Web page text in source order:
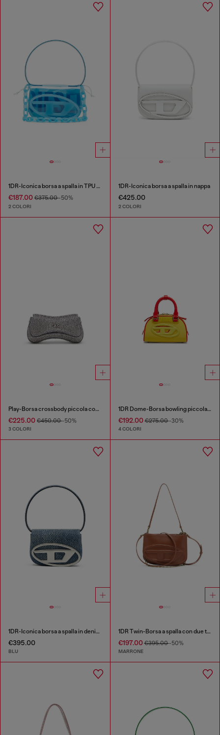
1DR-Iconica borsa a spalla in TPU trasparente
€187.00 €375.00-50%
2 COLORI
1DR-Iconica borsa a spalla in nappa
€425.00
2 COLORI
Play-Borsa crossbody piccola con strass
€225.00 €450.00-50%
3 COLORI
1DR Dome-Borsa bowling piccola colour-block
€192.00€275.00-30%
4 COLORI
1DR-Iconica borsa a spalla in denim solarizzato
€395.00
BLU
1DR Twin-Borsa a spalla con due tasche in pelle pull-up
€197.00€395.00-50%
MARRONE